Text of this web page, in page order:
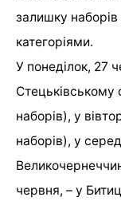
залишку наборів
категоріями.
У понеділок, 27
Стецьківському
наборів), у
наборів), у
червня, – у